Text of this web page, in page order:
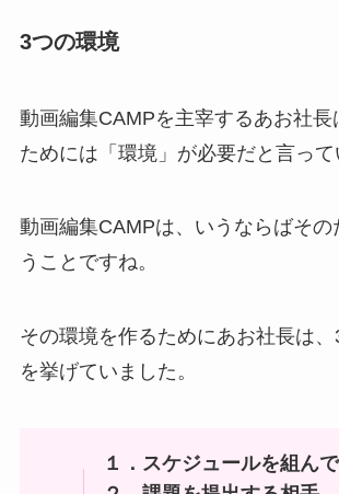
3つの環境
動画編集CAMPを主宰するあお社長
ためには「環境」が必要だと言って
動画編集CAMPは、いうならばその
うことですね。
その環境を作るためにあお社長は、
を挙げていました。
１．スケジュールを組ん